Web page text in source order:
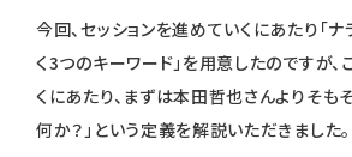
今回、セッションを進めていくにあたり「
く3つのキーワード」を用意したのですが
くにあたり、まずは本田哲也さんよりそも
何か？」という定義を解説いただきました。